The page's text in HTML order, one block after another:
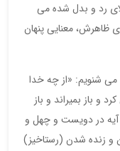
رد و بدل شده می
ظاهرش، معنایی پنهان
می شنویم: «از چه خدا
و باز بمیراند و باز
آیه در دویست و چهل و
و زنده شدن (رستاخیز)